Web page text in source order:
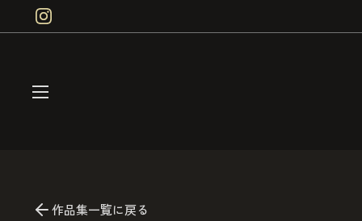
コンテンツへスキップ
Instagram
メニューを開く
作品集一覧に戻る